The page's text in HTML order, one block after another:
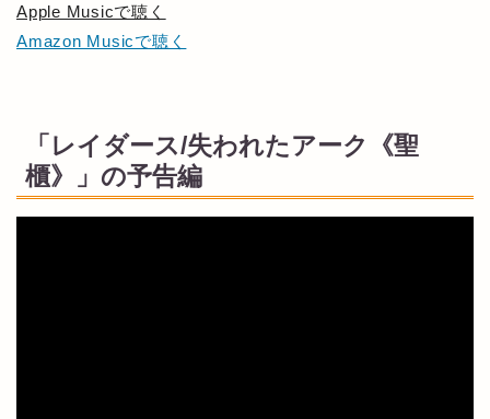
Apple Musicで聴く
Amazon Musicで聴く
「レイダース/失われたアーク《聖
櫃》」の予告編